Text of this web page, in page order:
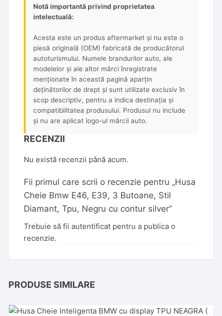
Notă importantă privind proprietatea
intelectuală:
Acesta este un produs aftermarket și nu este o
piesă originală (OEM) fabricată de producătorul
autoturismului. Numele brandurilor auto, ale
modelelor și ale altor mărci înregistrate
menționate în această pagină aparțin
deținătorilor de drept și sunt utilizate exclusiv în
scop descriptiv, pentru a indica destinația și
compatibilitatea produsului. Produsul nu include
și nu are aplicat logo-ul mărcii auto.
RECENZII
Nu există recenzii până acum.
Fii primul care scrii o recenzie pentru „Husa
Cheie Bmw E46, E39, 3 Butoane, Stil
Diamant, Tpu, Negru cu contur silver”
Trebuie să fiiautentificat pentru a publica o
recenzie.
PRODUSE SIMILARE